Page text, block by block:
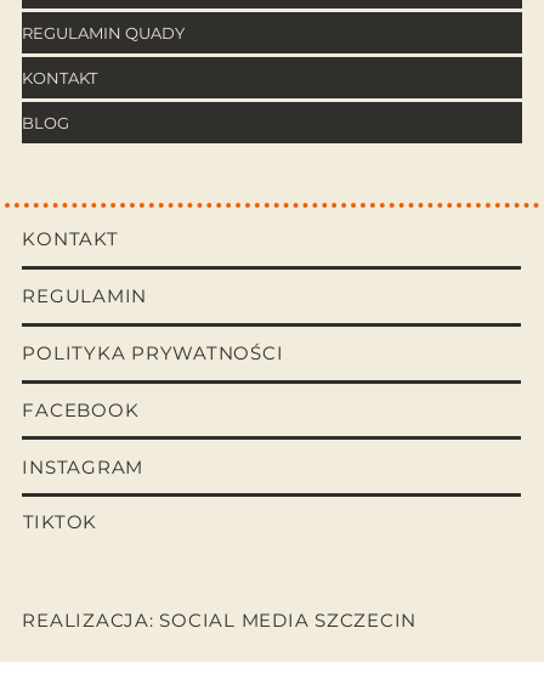
REGULAMIN QUADY
KONTAKT
BLOG
KONTAKT
REGULAMIN
POLITYKA PRYWATNOŚCI
FACEBOOK
INSTAGRAM
TIKTOK
REALIZACJA: SOCIAL MEDIA SZCZECIN